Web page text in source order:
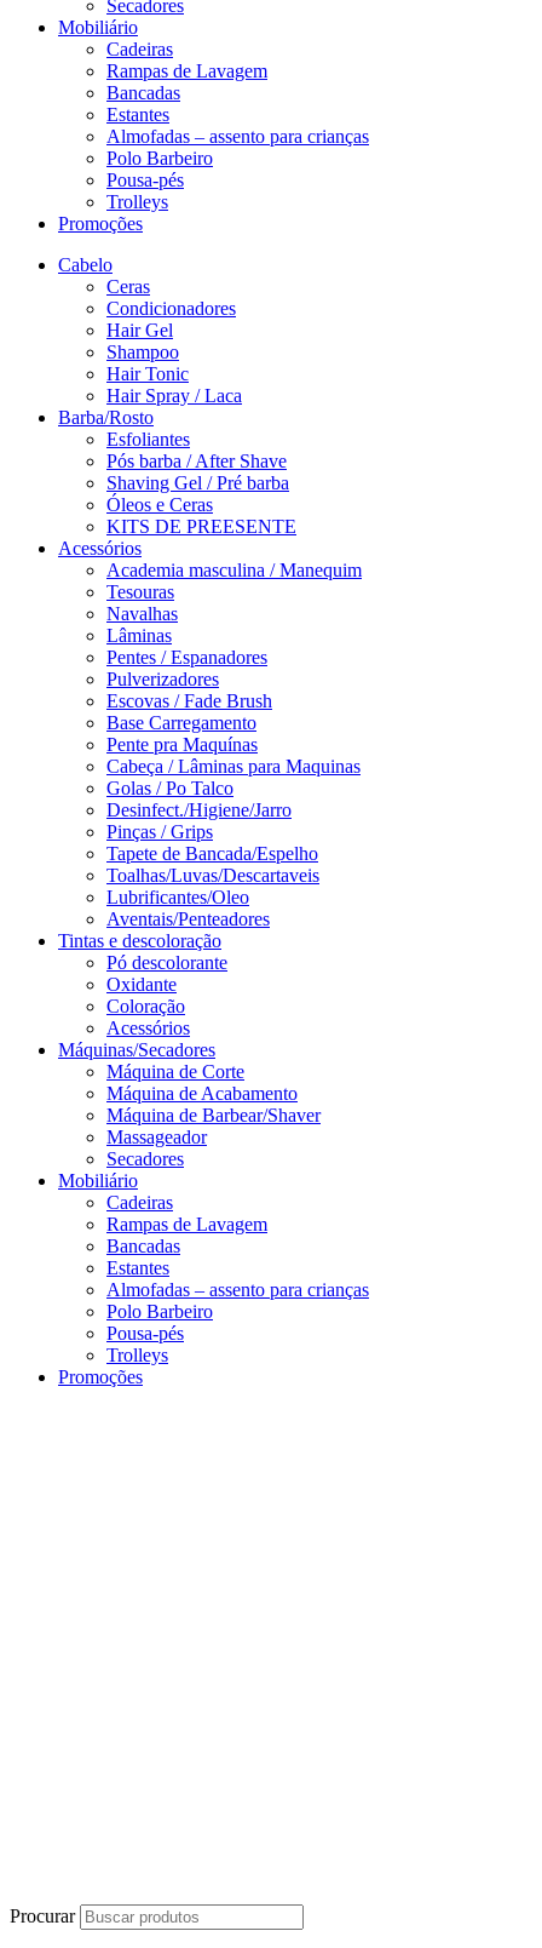
Secadores
Mobiliário
Cadeiras
Rampas de Lavagem
Bancadas
Estantes
Almofadas – assento para crianças
Polo Barbeiro
Pousa-pés
Trolleys
Promoções
Cabelo
Ceras
Condicionadores
Hair Gel
Shampoo
Hair Tonic
Hair Spray / Laca
Barba/Rosto
Esfoliantes
Pós barba / After Shave
Shaving Gel / Pré barba
Óleos e Ceras
KITS DE PREESENTE
Acessórios
Academia masculina / Manequim
Tesouras
Navalhas
Lâminas
Pentes / Espanadores
Pulverizadores
Escovas / Fade Brush
Base Carregamento
Pente pra Maquínas
Cabeça / Lâminas para Maquinas
Golas / Po Talco
Desinfect./Higiene/Jarro
Pinças / Grips
Tapete de Bancada/Espelho
Toalhas/Luvas/Descartaveis
Lubrificantes/Oleo
Aventais/Penteadores
Tintas e descoloração
Pó descolorante
Oxidante
Coloração
Acessórios
Máquinas/Secadores
Máquina de Corte
Máquina de Acabamento
Máquina de Barbear/Shaver
Massageador
Secadores
Mobiliário
Cadeiras
Rampas de Lavagem
Bancadas
Estantes
Almofadas – assento para crianças
Polo Barbeiro
Pousa-pés
Trolleys
Promoções
Procurar